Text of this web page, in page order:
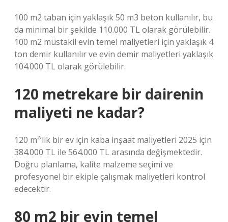
100 m2 taban için yaklaşık 50 m3 beton kullanılır, bu
da minimal bir şekilde 110.000 TL olarak görülebilir.
100 m2 müstakil evin temel maliyetleri için yaklaşık 4
ton demir kullanılır ve evin demir maliyetleri yaklaşık
104.000 TL olarak görülebilir.
120 metrekare bir dairenin
maliyeti ne kadar?
120 m²’lik bir ev için kaba inşaat maliyetleri 2025 için
384.000 TL ile 564.000 TL arasında değişmektedir.
Doğru planlama, kalite malzeme seçimi ve
profesyonel bir ekiple çalışmak maliyetleri kontrol
edecektir.
80 m2 bir evin temel